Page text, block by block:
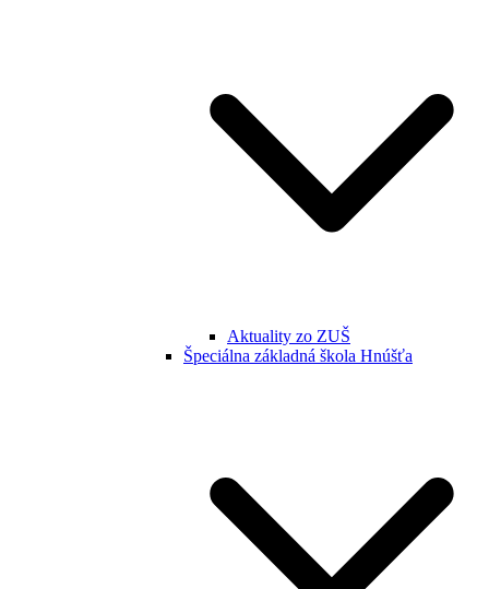
Aktuality zo ZUŠ
Špeciálna základná škola Hnúšťa